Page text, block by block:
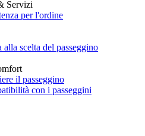
Servizi
per l'ordine
alla scelta del passeggino
il passeggino
con i passeggini